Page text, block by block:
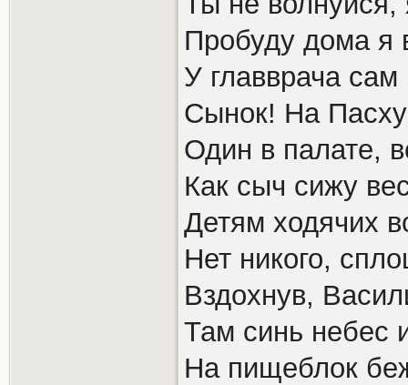
Пробуду дома я
У главврача
Сынок! На
Один в палате,
Как сыч сижу
Детям ходячих
Нет никого,
Вздохнув,
Там синь небес
На пищеблок